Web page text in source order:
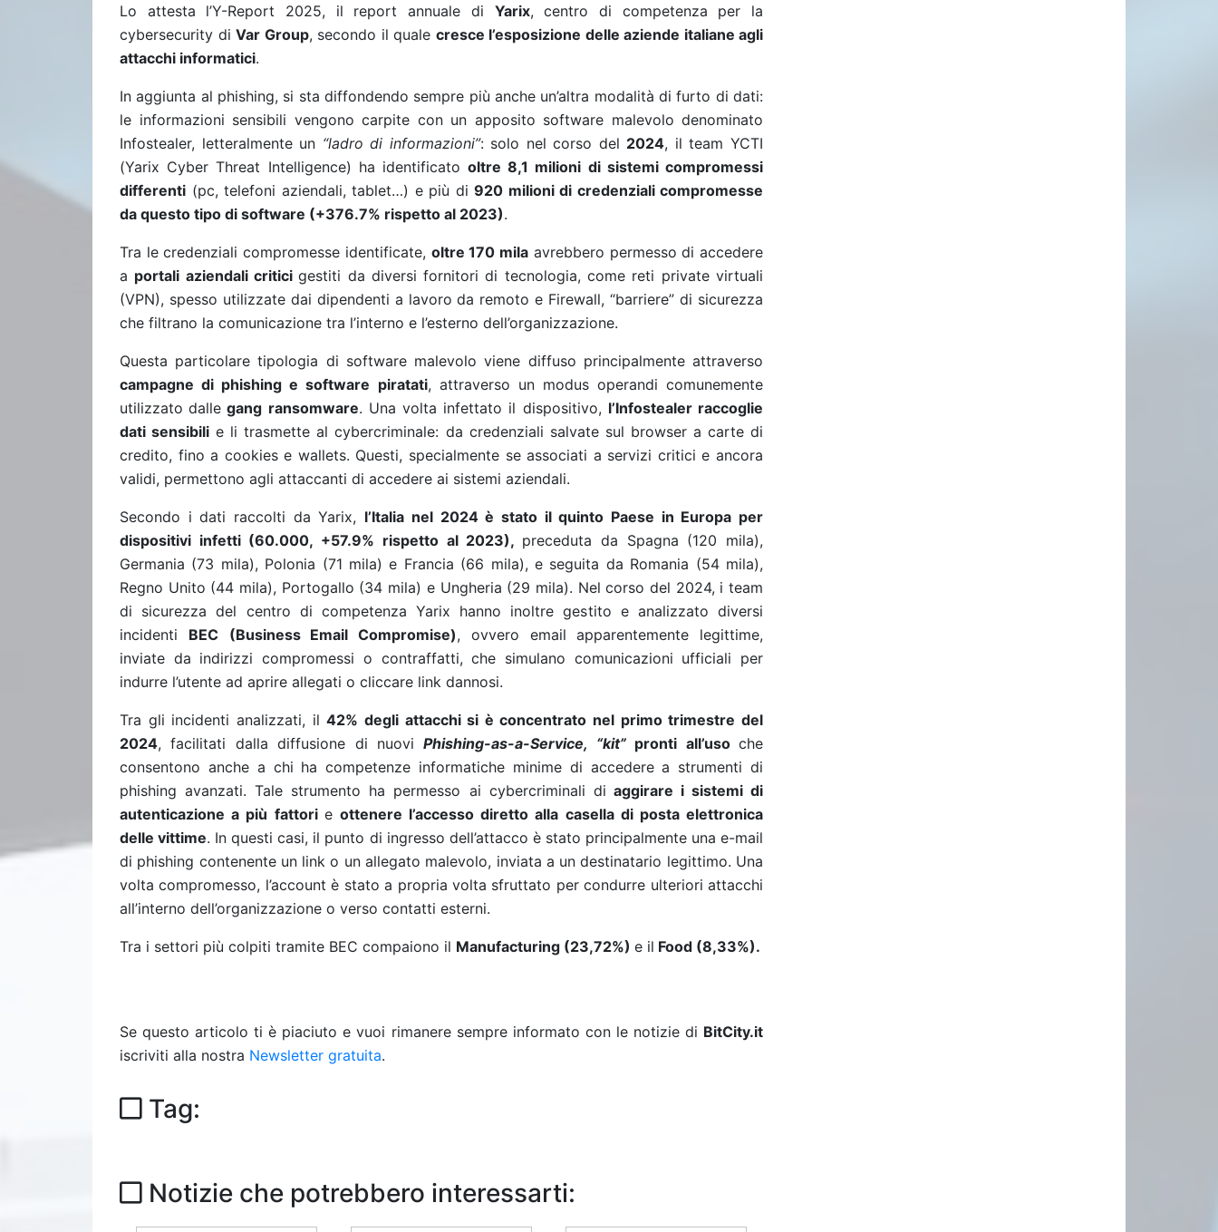
Lo attesta l’Y-Report 2025, il report annuale di Yarix, centro di competenza per la
cybersecurity di Var Group, secondo il quale cresce l’esposizione delle aziende italiane agli
attacchi informatici.
In aggiunta al phishing, si sta diffondendo sempre più anche un’altra modalità di furto di dati:
le informazioni sensibili vengono carpite con un apposito software malevolo denominato
Infostealer, letteralmente un “ladro di informazioni”: solo nel corso del 2024, il team YCTI
(Yarix Cyber Threat Intelligence) ha identificatooltre 8,1 milioni di sistemi compromessi
differenti (pc, telefoni aziendali, tablet…) e più di 920 milioni di credenziali compromesse
da questo tipo di software (+376.7% rispetto al 2023).
Tra le credenziali compromesse identificate, oltre 170 mila avrebbero permesso di accedere
a portali aziendali criticigestiti da diversi fornitori di tecnologia, come reti private virtuali
(VPN), spesso utilizzate dai dipendenti a lavoro da remoto e Firewall, “barriere” di sicurezza
che filtrano la comunicazione tra l’interno e l’esterno dell’organizzazione.
Questa particolare tipologia di software malevolo viene diffuso principalmente attraverso
campagne di phishing e software piratati, attraverso un modus operandi comunemente
utilizzato dalle gang ransomware. Una volta infettato il dispositivo, l’Infostealer raccoglie
dati sensibili e li trasmette al cybercriminale: da credenziali salvate sul browser a carte di
credito, fino a cookies e wallets. Questi, specialmente se associati a servizi critici e ancora
validi, permettono agli attaccanti di accedere ai sistemi aziendali.
Secondo i dati raccolti da Yarix, l’Italia nel 2024 è stato il quinto Paese in Europa per
dispositivi infetti (60.000, +57.9% rispetto al 2023), preceduta da Spagna (120 mila),
Germania (73 mila), Polonia (71 mila) e Francia (66 mila), e seguita da Romania (54 mila),
Regno Unito (44 mila), Portogallo (34 mila) e Ungheria (29 mila). Nel corso del 2024, i team
di sicurezza del centro di competenza Yarix hanno inoltre gestito e analizzato diversi
incidenti BEC (Business Email Compromise), ovvero email apparentemente legittime,
inviate da indirizzi compromessi o contraffatti, che simulano comunicazioni ufficiali per
indurre l’utente ad aprire allegati o cliccare link dannosi.
Tra gli incidenti analizzati, il42% degli attacchi si è concentrato nel primo trimestre del
2024, facilitati dalla diffusione di nuoviPhishing-as-a-Service, “kit” pronti all’usoche
consentono anche a chi ha competenze informatiche minime di accedere a strumenti di
phishing avanzati. Tale strumento ha permesso ai cybercriminali di aggirare i sistemi di
autenticazione a più fattori e ottenere l’accesso diretto alla casella di posta elettronica
delle vittime. In questi casi, il punto di ingresso dell’attacco è stato principalmente una e-mail
di phishing contenente un link o un allegato malevolo, inviata a un destinatario legittimo. Una
volta compromesso, l’account è stato a propria volta sfruttato per condurre ulteriori attacchi
all’interno dell’organizzazione o verso contatti esterni.
Tra i settori più colpiti tramite BEC compaiono il Manufacturing (23,72%) e il Food (8,33%).
Se questo articolo ti è piaciuto e vuoi rimanere sempre informato con le notizie di BitCity.it
iscriviti alla nostra Newsletter gratuita.
Tag:
Notizie che potrebbero interessarti: